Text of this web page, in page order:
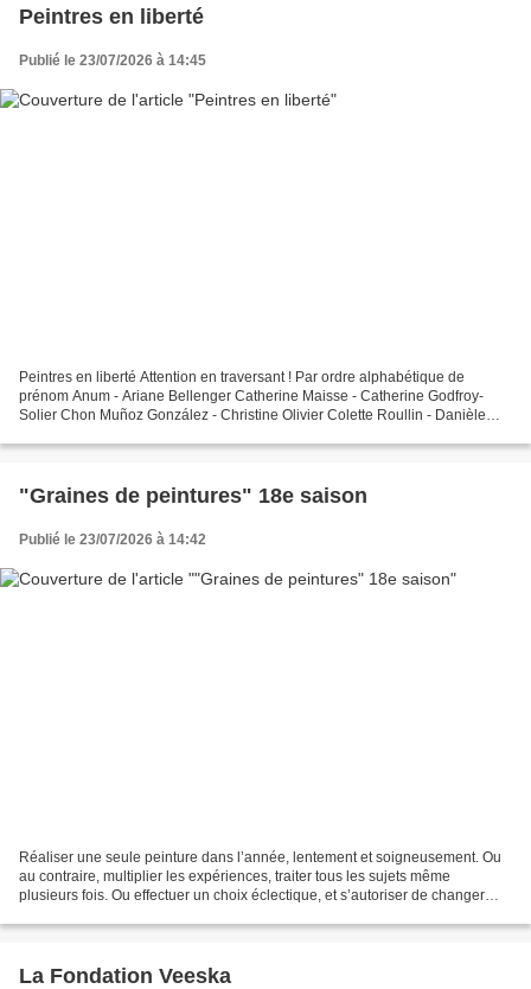
Peintres en liberté
Publié le 23/07/2026 à 14:45
Peintres en liberté Attention en traversant ! Par ordre alphabétique de
prénom Anum - Ariane Bellenger Catherine Maisse - Catherine Godfroy-
Solier Chon Muñoz González - Christine Olivier Colette Roullin - Danièle
"Graines de peintures" 18e saison
Publié le 23/07/2026 à 14:42
Réaliser une seule peinture dans l’année, lentement et soigneusement. Ou
au contraire, multiplier les expériences, traiter tous les sujets même
plusieurs fois. Ou effectuer un choix éclectique, et s’autoriser de changer
La Fondation Veeska